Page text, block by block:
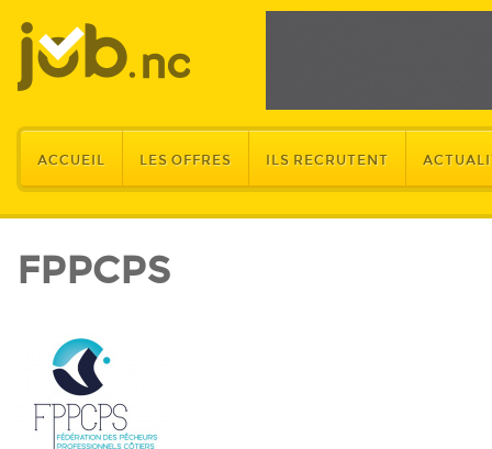
ACCUEIL LES OFFRES ILS RECRUTENT
FPPCPS